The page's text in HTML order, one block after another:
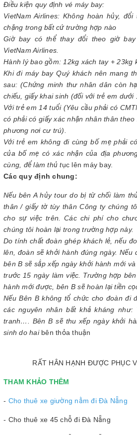
Điều kiện quy định vé máy bay:
VietNam Airlines: Không hoàn hủy,
chặng trong bất cứ trường hợp nào
Giờ bay có thể thay đổi theo giờ
VietNam Airlines.
Hành lý bao gồm: 12kg xách tay + 23kg
Khi đi máy bay Quý khách nên mang
sau: (Chứng minh thư nhân dân còn
chiếu, giấy khai sinh (đối với trẻ em dưới
Với trẻ em 14 tuổi (Yêu cầu phải có
có phải có giấy xác nhận nhân thân
phương nơi cư trú).
Với trẻ em không đi cùng bố mẹ phải
của bố mẹ có xác nhận của địa
cùng, để làm thủ tục lên máy bay.
Các quy định chung:
Nếu bên A hủy tour do bị từ chối làm
thân / giấy tờ tùy thân Công ty chúng
cho sự việc trên. Các chi phí cho
chúng tôi hoàn lại trong trường hợp này.
Do tính chất đoàn ghép khách lẻ, nếu
lên, đoàn sẽ khởi hành đúng ngày. Nếu
bên B sẽ sắp xếp ngày khởi hành mới
trước 15 ngày làm việc. Trường hợp
hành mới được, bên B sẽ hoàn lại tiền
Nếu Bên B không tổ chức cho đoàn đi
các nguyên nhân bất khả kháng
tranh…. Bên B sẽ thu xếp ngày khởi
sinh do hai bên thỏa thuận
RẤT HÂN HẠNH ĐƯỢC PHỤC
THAM KHẢO THÊM
- Cho thuê xe giường nằm đi Đà Nẵng
- Cho thuê xe 45 chỗ đi Đà Nẵng